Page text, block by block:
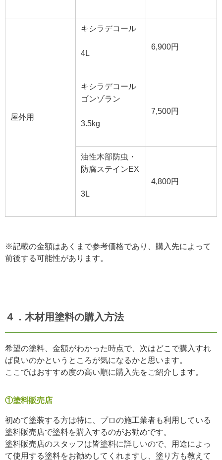
屋外用
キシラデコール
4L
6,900円
キシラデコール
ゴンゾラン
3.5kg
7,500円
油性木部防虫・
防腐ステインEX
3L
4,800円
※記載の金額はあくまで参考価格であり、購入先によって
前後する可能性があります。
４．木材用塗料の購入方法
希望の塗料、金額がわかった時点で、次はどこで購入すれ
ば良いのかというところが気になるかと思います。
ここではおすすめ度の高い順に購入先をご紹介します。
①塗料販売店
初めて塗装する方は特に、プロの施工業者も利用している
塗料販売店で塗料を購入するのがお勧めです。
塗料販売店のスタッフは皆塗料に詳しいので、用途によっ
て使用する塗料をお勧めしてくれますし、塗り方も教えて